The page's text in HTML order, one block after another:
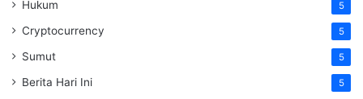
Hukum 5
Cryptocurrency 5
Sumut 5
Berita Hari Ini 5